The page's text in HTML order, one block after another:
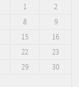
1
2
8
9
15
16
22
23
29
30